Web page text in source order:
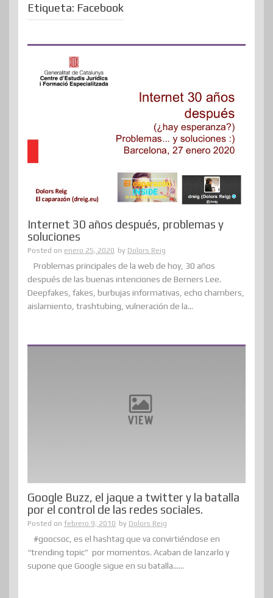
Etiqueta: Facebook
Internet 30 años después, problemas y
soluciones
Posted on enero 25, 2020 by Dolors Reig
Problemas principales de la web de hoy, 30 años
después de las buenas intenciones de Berners Lee.
Deepfakes, fakes, burbujas informativas, echo chambers,
aislamiento, trashtubing, vulneración de la...
Google Buzz, el jaque a twitter y la batalla
por el control de las redes sociales.
Posted on febrero 9, 2010 by Dolors Reig
#goocsoc, es el hashtag que va convirtiéndose en
“trending topic” por momentos. Acaban de lanzarlo y
supone que Google sigue en su batalla......